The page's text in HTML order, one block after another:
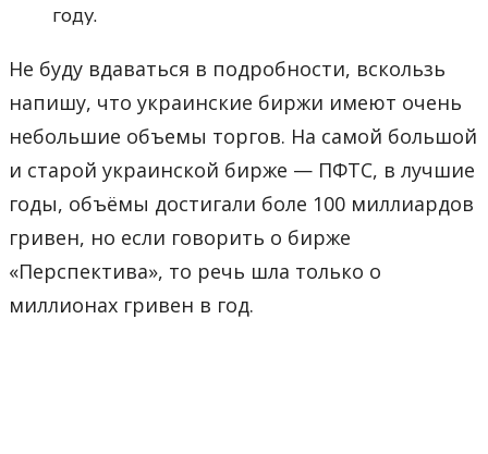
году.
Не буду вдаваться в подробности, вскользь
напишу, что украинские биржи имеют очень
небольшие объемы торгов. На самой большой
и старой украинской бирже — ПФТС, в лучшие
годы, объёмы достигали боле 100 миллиардов
гривен, но если говорить о бирже
«Перспектива», то речь шла только о
миллионах гривен в год.